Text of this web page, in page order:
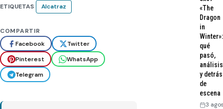
ETIQUETAS Alcatraz
COMPARTIR
Facebook
Twitter
Pinterest
WhatsApp
Telegram
«The
Dragon
in
Winter»:
qué
pasó,
análisis
y detrás
de
escena
3